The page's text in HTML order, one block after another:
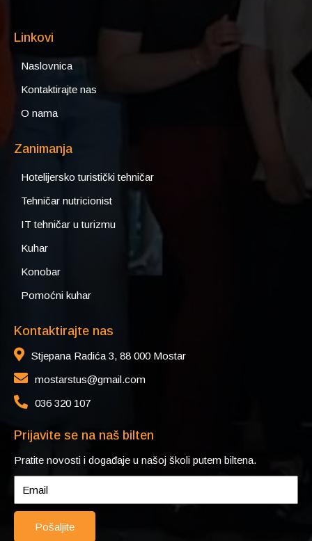
Linkovi
Naslovnica
Kontaktirajte nas
O nama
Zanimanja
Hotelijersko turistički tehničar
Tehničar nutricionist
IT tehničar u turizmu
Kuhar
Konobar
Pomoćni kuhar
Kontaktirajte nas
Stjepana Radića 3, 88 000 Mostar
mostarstus@gmail.com
036 320 107
Prijavite se na naš bilten
Pratite novosti i događaje u našoj školi putem biltena.
Pošaljite